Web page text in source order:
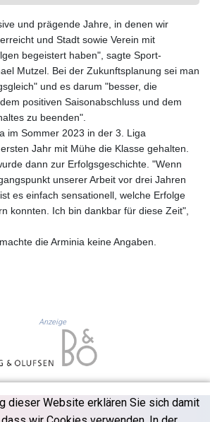
dieser Website erklären Sie sich damit
132.880362
EGP 49.6944
ERN 15
ETB
161.364703
EUR 0.86783
FJD 2.214449
GBP 0.743335
GEL 2.615024
GGP 0.742819
GHS 11.735003
GIP 0.742819
GMD
GNF
130.718954
und prägende Jahre, in denen wir
und Stadt sowie Verein mit
begeistert haben", sagte Sport-
Mutzel. Bei der Zukunftsplanung sei man
und es darum "besser, die
positiven Saisonabschluss und dem
zu beenden".
im Sommer 2023 in der 3. Liga
Jahr mit Mühe die Klasse gehalten.
dann zur Erfolgsgeschichte. "Wenn
unserer Arbeit vor drei Jahren
es einfach sensationell, welche Erfolge
konnten. Ich bin dankbar für diese Zeit",
die Arminia keine Angaben.
Anzeige